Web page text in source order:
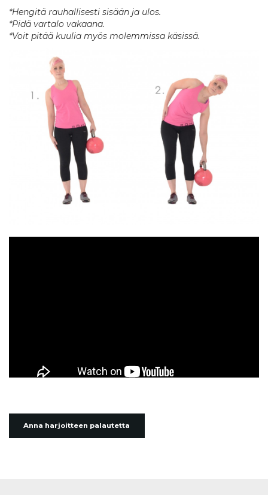
*Hengitä rauhallisesti sisään ja ulos.
*Pidä vartalo vakaana.
*Voit pitää kuulia myös molemmissa käsissä.
Anna harjoitteen palautetta